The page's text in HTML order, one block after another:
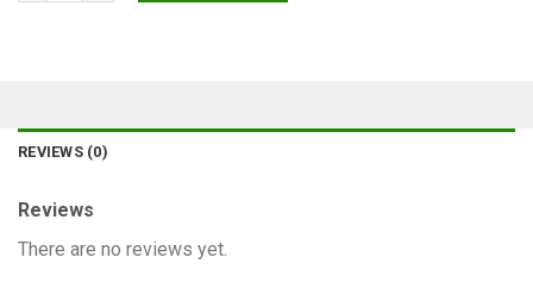
REVIEWS (0)
Reviews
There are no reviews yet.